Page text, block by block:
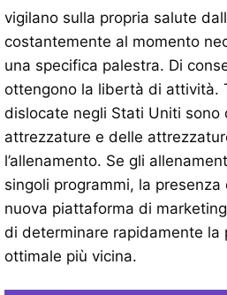
vigilano sulla propria salute
costantemente al momento
una specifica palestra. Di
ottengono la libertà di attività.
dislocate negli Stati Uniti sono
attrezzature e delle
l’allenamento. Se gli
singoli programmi, la
nuova piattaforma di
di determinare rapidamente la
ottimale più vicina.